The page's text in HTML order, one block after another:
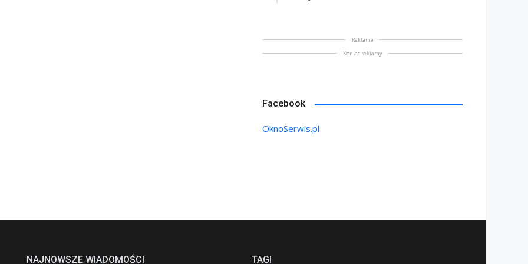
Reklama
Koniec reklamy
Facebook
OknoSerwis.pl
NAJNOWSZE WIADOMOŚCI TAGI